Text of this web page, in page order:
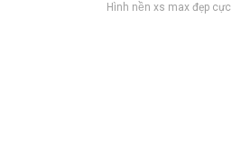
Hình nền xs max đẹp